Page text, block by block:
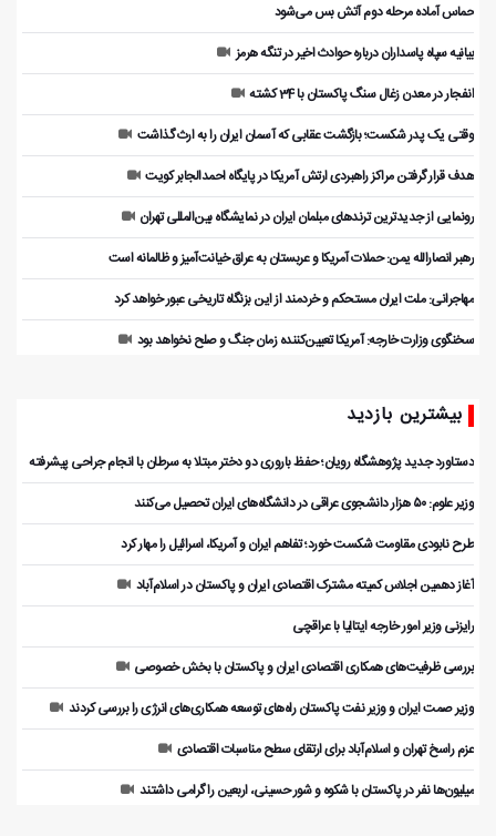
حماس آماده مرحله دوم آتش بس می‌شود
بیانیه سپاه پاسداران درباره حوادث اخیر در تنگه هرمز
انفجار در معدن زغال سنگ پاکستان با 34 کشته
وقتی یک پدر شکست؛ بازگشت عقابی که آسمان ایران را به ارث گذاشت
هدف قرار گرفتن مراکز راهبردی ارتش آمریکا در پایگاه احمدالجابر کویت
رونمایی از جدیدترین ترندهای مبلمان ایران در نمایشگاه بین‌المللی تهران
رهبر انصارالله یمن: حملات آمریکا و عربستان به عراق خیانت‌آمیز و ظالمانه است
مهاجرانی: ملت ایران مستحکم و خردمند از این بزنگاه تاریخی عبور خواهد کرد
سخنگوی وزارت خارجه: آمریکا تعیین‌کننده زمان جنگ و صلح نخواهد بود
بیشترین بازدید
دستاورد جدید پژوهشگاه رویان؛ حفظ باروری دو دختر مبتلا به سرطان با انجام جراحی پیشرفته
وزیر علوم: ۵۰ هزار دانشجوی عراقی در دانشگاه‌های ایران تحصیل می‌کنند
طرح نابودی مقاومت شکست خورد؛ تفاهم ایران و آمریکا، اسرائیل را مهار کرد
آغاز دهمین اجلاس کمیته مشترک اقتصادی ایران و پاکستان در اسلام‌آباد
رایزنی وزیر امور خارجه ایتالیا با عراقچی
بررسی ظرفیت‌های همکاری اقتصادی ایران و پاکستان با بخش خصوصی
وزیر صمت ایران و وزیر نفت پاکستان راه‌های توسعه همکاری‌های انرژی را بررسی کردند
عزم راسخ تهران و اسلام‌آباد برای ارتقای سطح مناسبات اقتصادی
میلیون‌ها نفر در پاکستان با شکوه و شور حسینی، اربعین را گرامی داشتند